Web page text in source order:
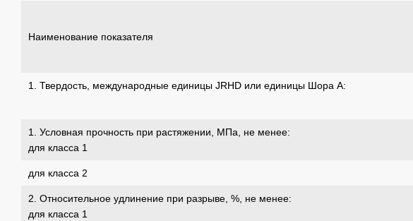
Наименование показателя
1. Твердость, международные единицы JRHD или единицы Шора А:
1. Условная прочность при растяжении, МПа, не менее:
для класса 1
для класса 2
2. Относительное удлинение при разрыве, %, не менее:
для класса 1